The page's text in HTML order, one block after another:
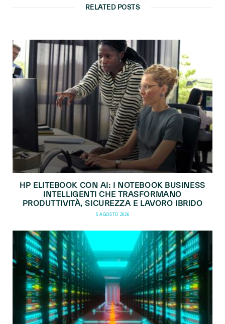
RELATED POSTS
HP ELITEBOOK CON AI: I NOTEBOOK BUSINESS
INTELLIGENTI CHE TRASFORMANO
PRODUTTIVITÀ, SICUREZZA E LAVORO IBRIDO
5 AGOSTO 2026